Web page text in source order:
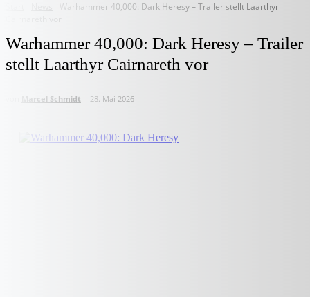
Warhammer 40,000: Dark Heresy – Trailer stellt Laarthyr
Warhammer 40,000: Dark Heresy – Trailer
stellt Laarthyr Cairnareth vor
Marcel Schmidt 28. Mai 2026